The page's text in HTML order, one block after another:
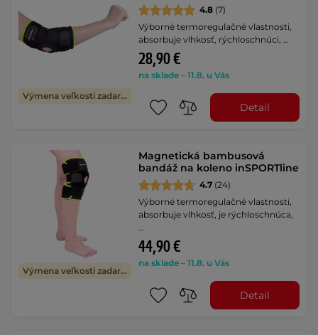
Výmena veľkosti zadarmo
4.8 (7)
Výborné termoregulačné vlastnosti,
absorbuje vlhkosť, rýchloschnúci, …
28,90 €
na sklade – 11.8. u Vás
Detail
Výmena veľkosti zadarmo
Magnetická bambusová
bandáž na koleno inSPORTline
4.7 (24)
Výborné termoregulačné vlastnosti,
absorbuje vlhkosť, je rýchloschnúca,
…
44,90 €
na sklade – 11.8. u Vás
Detail